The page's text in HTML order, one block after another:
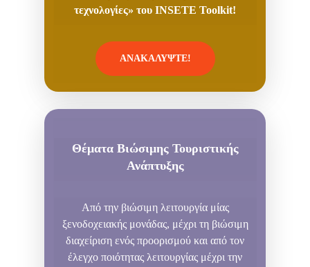
τεχνολογίες» του INSETE Toolkit!
ΑΝΑΚΑΛΥΨΤΕ!
Θέματα Βιώσιμης Τουριστικής
Ανάπτυξης
Από την βιώσιμη λειτουργία μίας
ξενοδοχειακής μονάδας, μέχρι τη βιώσιμη
διαχείριση ενός προορισμού και από τον
έλεγχο ποιότητας λειτουργίας μέχρι την